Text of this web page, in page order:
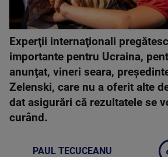
Experţii internaţionali
importante pentru Ucraina,
anunţat, vineri seara,
Zelenski, care nu a oferit alte
dat asigurări că rezultatele se
curând.
PAUL TECUCEANU